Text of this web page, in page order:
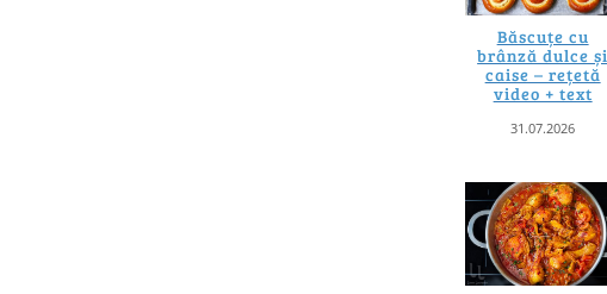
Băscuțe cu
brânză dulce și
caise – rețetă
video + text
31.07.2026